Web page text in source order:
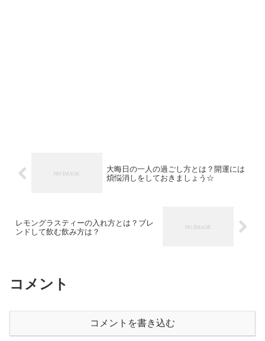
大晦日の一人の過ごし方とは？開運には
煩悩消しをしておきましょう☆
レモングラスティーの入れ方とは？ブレ
ンドして飲む飲み方は？
コメント
コメントを書き込む